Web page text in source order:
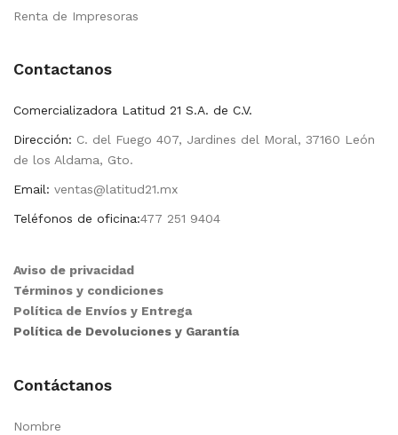
Renta de Impresoras
Contactanos
Comercializadora Latitud 21 S.A. de C.V.
Dirección: C. del Fuego 407, Jardines del Moral, 37160 León
de los Aldama, Gto.
Email: ventas@latitud21.mx
Teléfonos de oficina:477 251 9404
Aviso de privacidad
Términos y condiciones
Política de Envíos y Entrega
Política de Devoluciones y Garantía
Contáctanos
Nombre